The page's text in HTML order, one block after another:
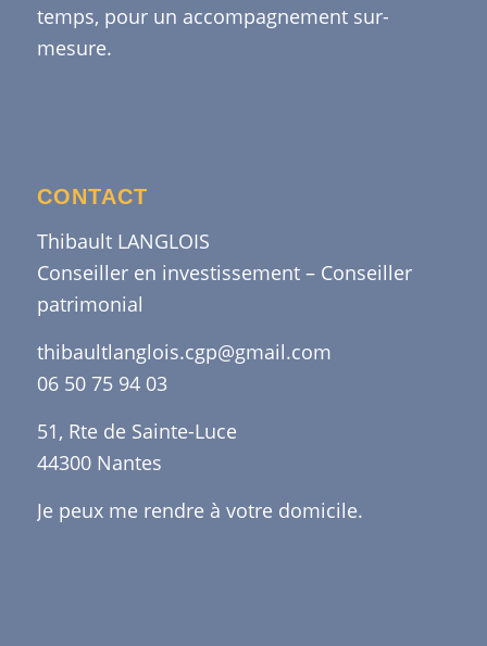
temps, pour un accompagnement sur-
mesure.
CONTACT
Thibault LANGLOIS
Conseiller en investissement – Conseiller
patrimonial
thibaultlanglois.cgp@gmail.com
06 50 75 94 03
51, Rte de Sainte-Luce
44300 Nantes
Je peux me rendre à votre domicile.